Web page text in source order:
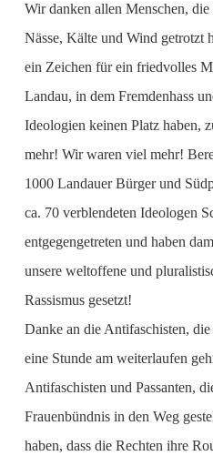
Wir danken allen Menschen,
Nässe, Kälte und Wind getrotzt
ein Zeichen für ein friedvolles
Landau, in dem Fremdenhass
Ideologien keinen Platz haben,
mehr! Wir waren viel mehr!
1000 Landauer Bürger und
ca. 70 verblendeten Ideologen
entgegengetreten und haben
unsere weltoffene und
Rassismus gesetzt!
Danke an die Antifaschisten,
eine Stunde am weiterlaufen
Antifaschisten und Passanten,
Frauenbündnis in den Weg
haben, dass die Rechten ihre